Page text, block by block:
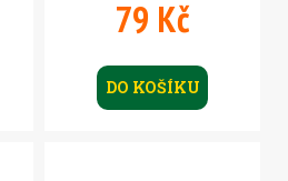
79 Kč
DO KOŠÍKU